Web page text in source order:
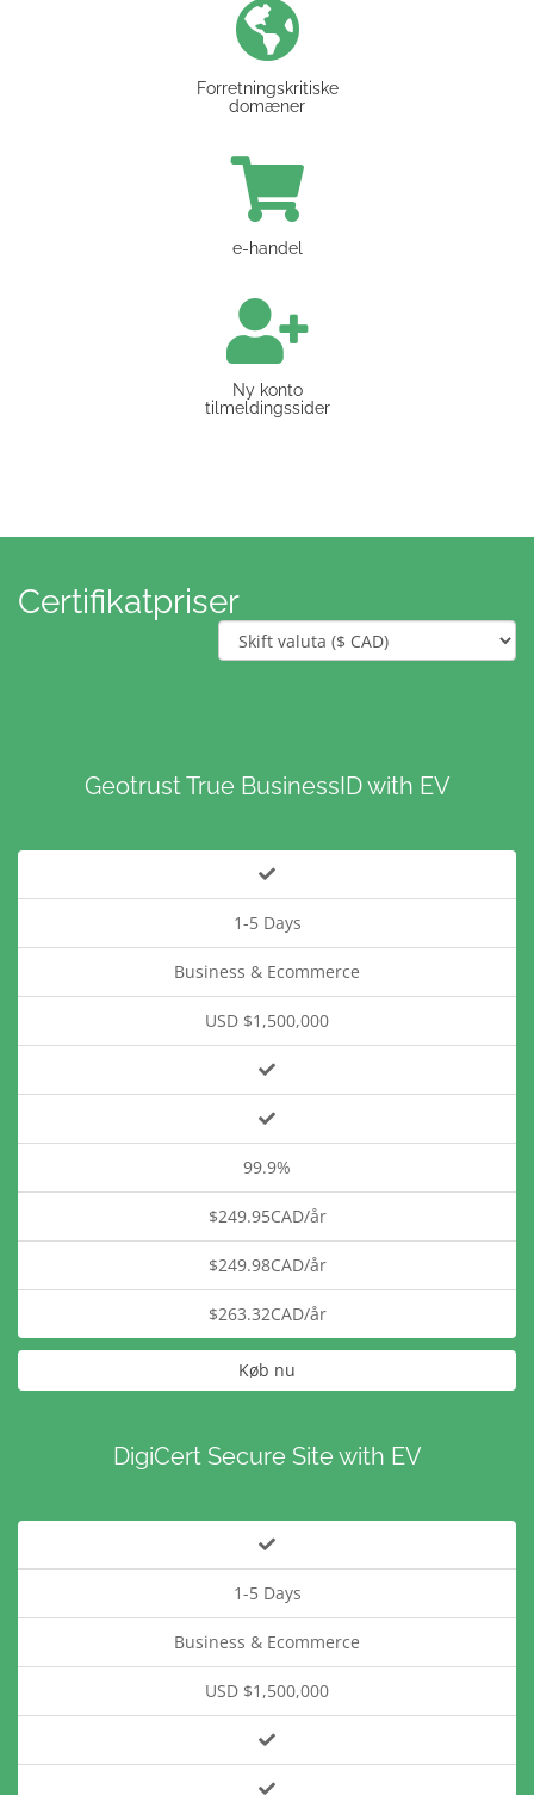
Forretningskritiske
domæner
e-handel
Ny konto
tilmeldingssider
Certifikatpriser
Geotrust True BusinessID with EV
1-5 Days
Business & Ecommerce
USD $1,500,000
99.9%
$249.95CAD/år
$249.98CAD/år
$263.32CAD/år
Køb nu
DigiCert Secure Site with EV
1-5 Days
Business & Ecommerce
USD $1,500,000